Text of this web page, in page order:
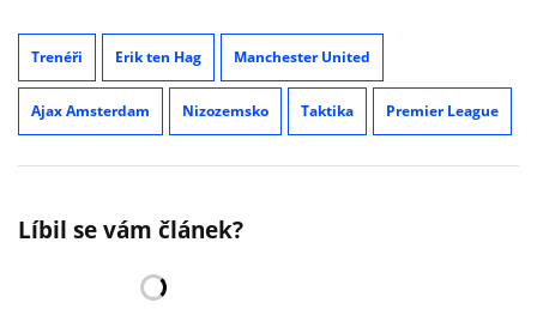
Trenéři Erik ten Hag Manchester United
Ajax Amsterdam Nizozemsko Taktika Premier League
Líbil se vám článek?